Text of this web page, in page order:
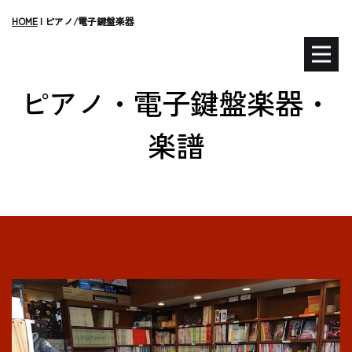
HOME| ピアノ/電子鍵盤楽器
ピアノ・電子鍵盤楽器・
楽譜